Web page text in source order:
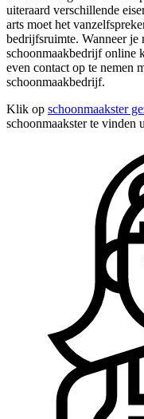
uiteraard verschillende
arts moet het
bedrijfsruimte. Wanneer je
schoonmaakbedrijf online
even contact op te nemen
schoonmaakbedrijf.
Klik op schoonmaakster
schoonmaakster te vinden